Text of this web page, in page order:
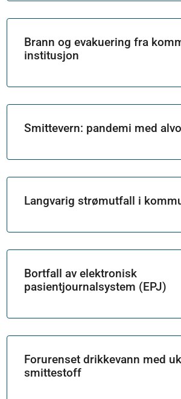
Brann og evakuering fra
institusjon
Smittevern: pandemi med
Langvarig strømutfall i
Bortfall av elektronisk
pasientjournalsystem (EPJ)
Forurenset drikkevann med
smittestoff